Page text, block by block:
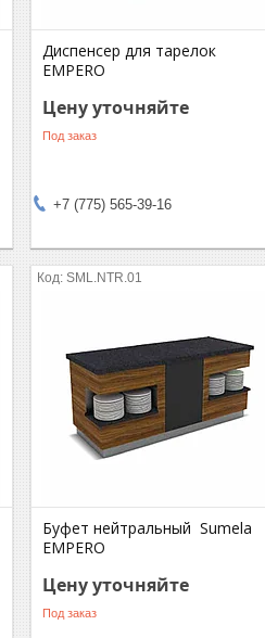
Диспенсер для тарелок
EMPERO
Цену уточняйте
Под заказ
+7 (775) 565-39-16
SML.NTR.01
Буфет нейтральный Sumela
EMPERO
Цену уточняйте
Под заказ